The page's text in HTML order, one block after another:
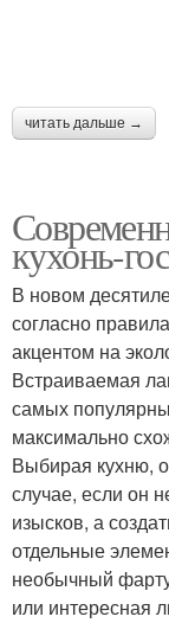
читать дальше →
кухонь-
В новом
согласно
акцентом на
Встраиваемая
самых
максимально
Выбирая кухню,
случае, если он
изысков, а
отдельные
необычный
или интересная